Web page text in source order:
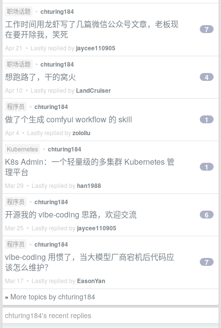
职场话题 • chturing184
工作时间用龙虾写了几篇微信公众号文章，老板现
在要开除我，笑死
Apr 21 • Lastly replied by jaycee110905
7
职场话题 • chturing184
想跑路了，干的窝火
Apr 10 • Lastly replied by LandCruiser
4
程序员 • chturing184
做了个生成 comfyui workflow 的 skill
Apr 4 • Lastly replied byzololiu
1
Kubernetes • chturing184
K8s Admin：一个轻量级的多集群 Kubernetes 管
理平台
Mar 29 • Lastly replied byhan1988
1
程序员 • chturing184
开源我的 vibe-coding 思路，欢迎交流
Mar 25 • Lastly replied by jaycee110905
6
程序员 • chturing184
vibe-coding 用惯了，当大模型厂商宕机后代码应
该怎么维护？
Mar 17 • Lastly replied by EasonYan
7
» More topics by chturing184
chturing184's recent replies